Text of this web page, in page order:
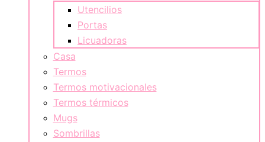
Utencilios
Portas
Licuadoras
Casa
Termos
Termos motivacionales
Termos térmicos
Mugs
Sombrillas